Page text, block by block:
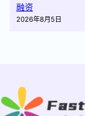
融资
2026年8月5日